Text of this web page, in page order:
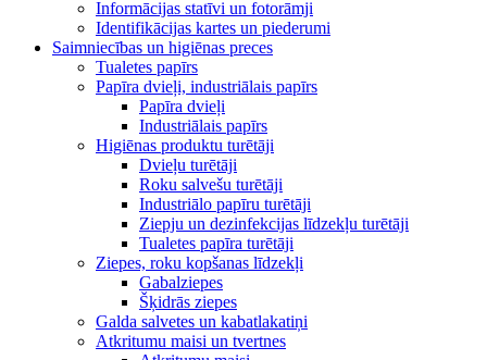
Informācijas statīvi un fotorāmji
Identifikācijas kartes un piederumi
Saimniecības un higiēnas preces
Tualetes papīrs
Papīra dvieļi, industriālais papīrs
Papīra dvieļi
Industriālais papīrs
Higiēnas produktu turētāji
Dvieļu turētāji
Roku salvešu turētāji
Industriālo papīru turētāji
Ziepju un dezinfekcijas līdzekļu turētāji
Tualetes papīra turētāji
Ziepes, roku kopšanas līdzekļi
Gabalziepes
Šķidrās ziepes
Galda salvetes un kabatlakatiņi
Atkritumu maisi un tvertnes